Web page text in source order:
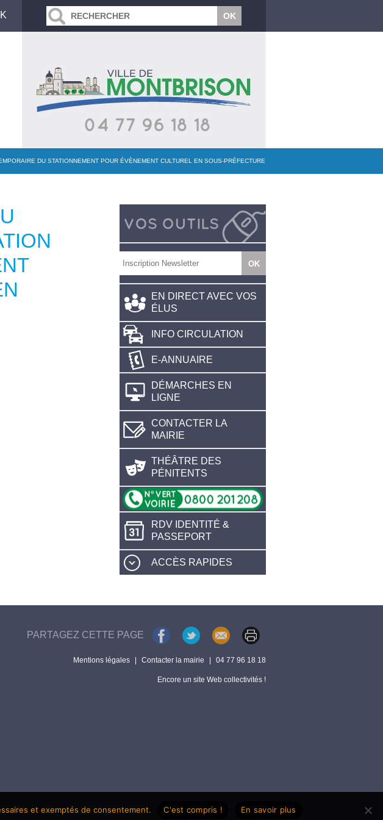
DU STATIONNEMENT POUR ÉVÈNEMENT CULTUREL EN SOUS-PRÉFECTURE
EN DIRECT AVEC VOS
ÉLUS
INFO CIRCULATION
E-ANNUAIRE
DÉMARCHES EN
LIGNE
CONTACTER LA
MAIRIE
THÉÂTRE DES
PÉNITENTS
RDV IDENTITÉ &
PASSEPORT
ACCÈS RAPIDES
PARTAGEZ CETTE PAGE
Mentions légales Contacter la mairie 04 77 96 18 18
Encore un site Web collectivités !
et exemptés de consentement. C'est compris ! En savoir plus